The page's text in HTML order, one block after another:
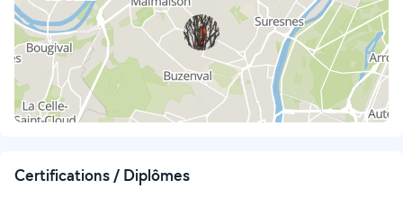
Certifications / Diplômes